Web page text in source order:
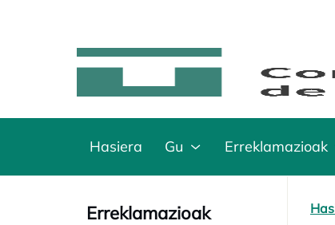
Hasiera Gu Erreklamazioak
Erreklamazioak